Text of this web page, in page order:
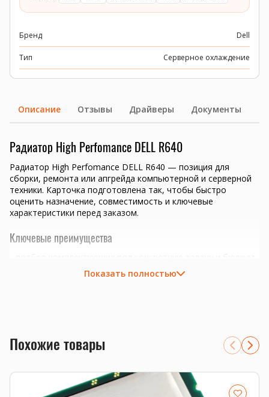
Бренд Dell
Тип Серверное охлаждение
Описание Отзывы Драйверы Документы
Радиатор High Perfomance DELL R640
Радиатор High Perfomance DELL R640 — позиция для
сборки, ремонта или апгрейда компьютерной и серверной
техники. Карточка подготовлена так, чтобы быстро
оценить назначение, совместимость и ключевые
характеристики перед заказом.
Ключевые преимущества
проверка совместимости перед отправкой
серверную корзину под вашу конфигурацию. Для серверных
комплектующих особенно важно сверить поколение
Смотрите также
Показать полностью
Похожие товары